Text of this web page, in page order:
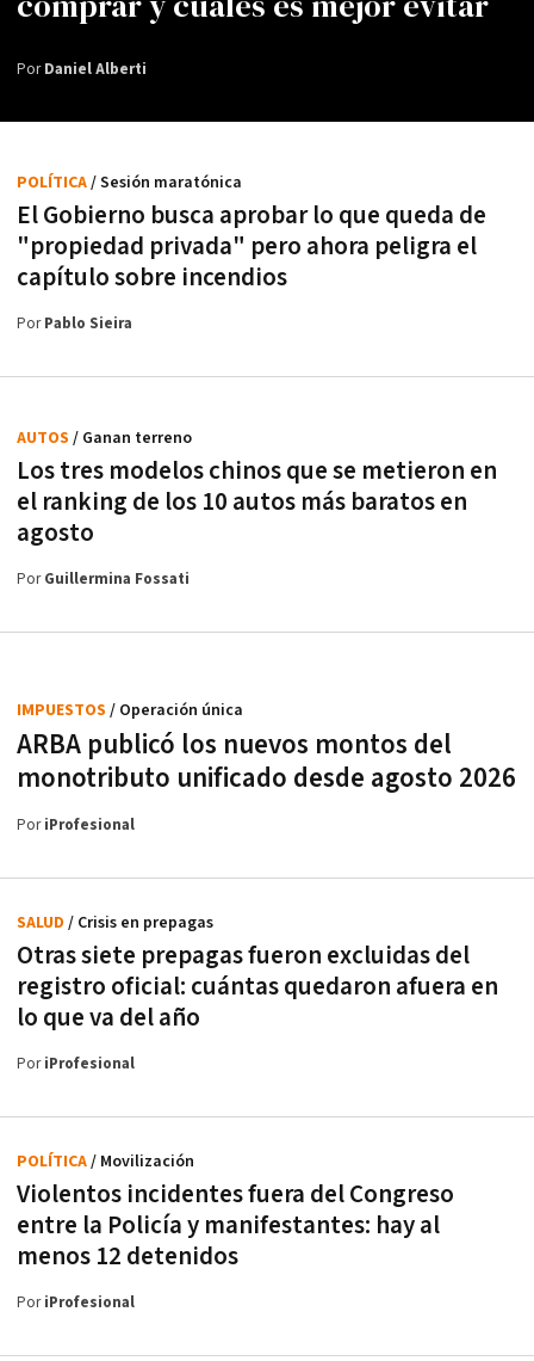
PorDaniel Alberti
El Gobierno busca aprobar lo que queda de
"propiedad privada" pero ahora peligra el
capítulo sobre incendios
POLÍTICA/ Sesión maratónica
PorPablo Sieira
Los tres modelos chinos que se metieron en
el ranking de los 10 autos más baratos en
agosto
AUTOS / Ganan terreno
PorGuillermina Fossati
ARBA publicó los nuevos montos del
monotributo unificado desde agosto 2026
IMPUESTOS / Operación única
PoriProfesional
Otras siete prepagas fueron excluidas del
registro oficial: cuántas quedaron afuera en
lo que va del año
SALUD / Crisis en prepagas
PoriProfesional
Violentos incidentes fuera del Congreso
entre la Policía y manifestantes: hay al
menos 12 detenidos
POLÍTICA/ Movilización
PoriProfesional